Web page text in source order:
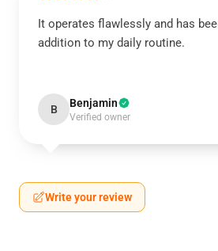
It operates flawlessly and has
addition to my daily routine.
B Benjamin
Verified owner
Write your review